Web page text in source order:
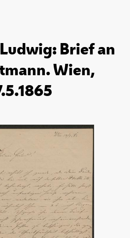
Brief an
Wien,